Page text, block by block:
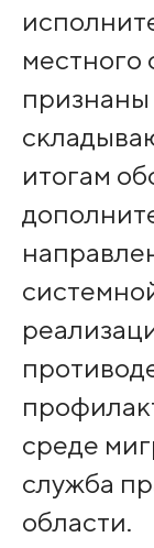
местного
итогам
среде
служба
области.